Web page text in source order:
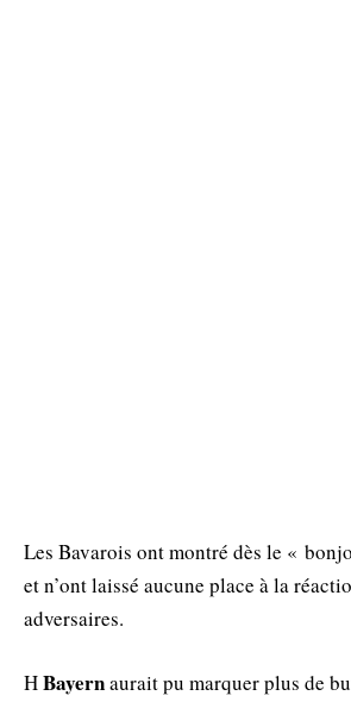
Les Bavarois ont montré dès le «
et n’ont laissé aucune place à la
adversaires.
HBayernaurait pu marquer plus de